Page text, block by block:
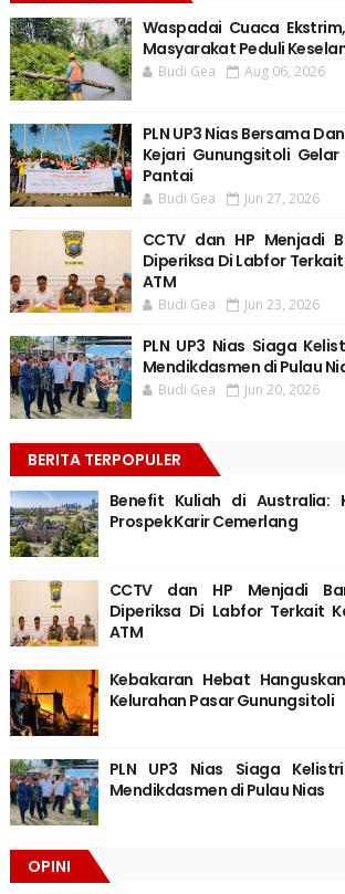
Waspadai Cuaca
Masyarakat Peduli
Budi Gea Aug 06, 2026
PLN UP3 Nias Bersama
Kejari Gunungsitoli
Pantai
Budi Gea Jun 27, 2026
CCTV dan HP Menjadi
Diperiksa Di Labfor Terkait
ATM
Budi Gea Jun 23, 2026
PLN UP3 Nias Siaga
Mendikdasmen di Pulau
Budi Gea Jun 20, 2026
BERITA TERPOPULER
Benefit Kuliah di Australia:
Prospek Karir Cemerlang
CCTV dan HP Menjadi
Diperiksa Di Labfor Terkait
ATM
Kebakaran Hebat
Kelurahan Pasar Gunungsitoli
PLN UP3 Nias Siaga
Mendikdasmen di Pulau Nias
OPINI